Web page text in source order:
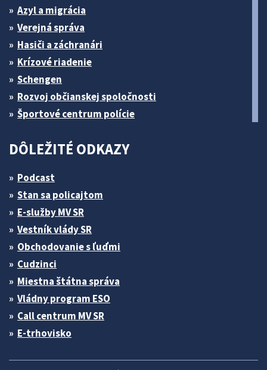
Azyl a migrácia
Verejná správa
Hasiči a záchranári
Krízové riadenie
Schengen
Rozvoj občianskej spoločnosti
Športové centrum polície
DÔLEŽITÉ ODKAZY
Podcast
Stan sa policajtom
E-služby MV SR
Vestník vlády SR
Obchodovanie s ľuďmi
Cudzinci
Miestna štátna správa
Vládny program ESO
Call centrum MV SR
E-trhovisko